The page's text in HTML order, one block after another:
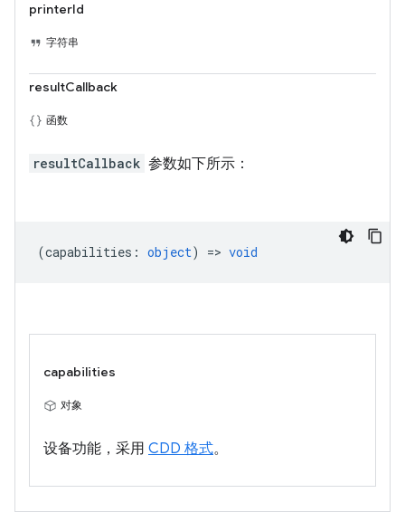
printerId
字符串
resultCallback
函数
resultCallback 参数如下所示：
(capabilities : object) => void
capabilities
对象
设备功能，采用 CDD 格式。